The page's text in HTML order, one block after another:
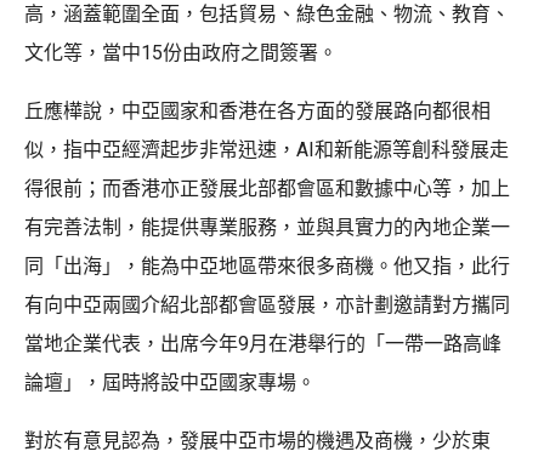
高，涵蓋範圍全面，包括貿易、綠色金融、物流、教育、
文化等，當中15份由政府之間簽署。
丘應樺說，中亞國家和香港在各方面的發展路向都很相
似，指中亞經濟起步非常迅速，AI和新能源等創科發展走
得很前；而香港亦正發展北部都會區和數據中心等，加上
有完善法制，能提供專業服務，並與具實力的內地企業一
同「出海」，能為中亞地區帶來很多商機。他又指，此行
有向中亞兩國介紹北部都會區發展，亦計劃邀請對方攜同
當地企業代表，出席今年9月在港舉行的「一帶一路高峰
論壇」，屆時將設中亞國家專場。
對於有意見認為，發展中亞市場的機遇及商機，少於東